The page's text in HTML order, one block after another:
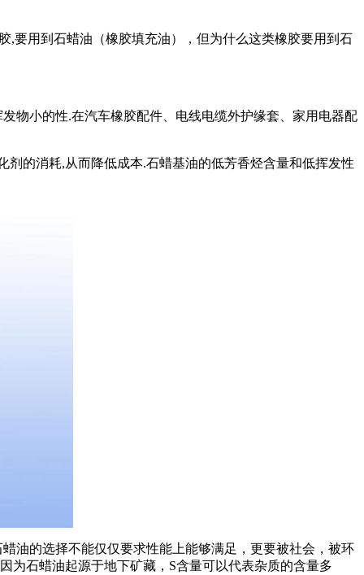
,要用到石蜡油（橡胶填充油），但为什么这类橡胶要用到石
物小的性.在汽车橡胶配件、电线电缆外护缘套、家用电器配
剂的消耗,从而降低成本.石蜡基油的低芳香烃含量和低挥发性
油的选择不能仅仅要求性能上能够满足，更要被社会，被环
为石蜡油起源于地下矿藏， S含量可以代表杂质的含量多